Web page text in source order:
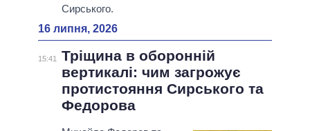
Сирського.
16 липня, 2026
15:41
Тріщина в оборонній
вертикалі: чим загрожує
протистояння Сирського та
Федорова